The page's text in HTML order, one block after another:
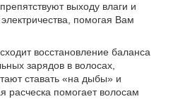
выходу влаги и
помогая Вам
восстановление баланса
зарядов в волосах,
ставать «на дыбы» и
расческа помогает волосам